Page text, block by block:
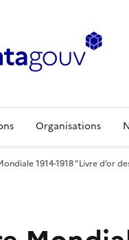
Organisations
1914-1918 "Livre d’or